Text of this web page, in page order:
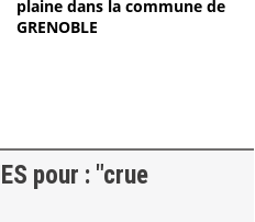
plaine dans la commune de
GRENOBLE
pour : "crue